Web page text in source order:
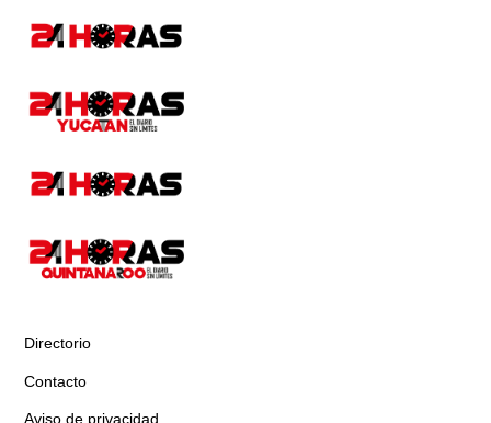
Directorio
Contacto
Aviso de privacidad